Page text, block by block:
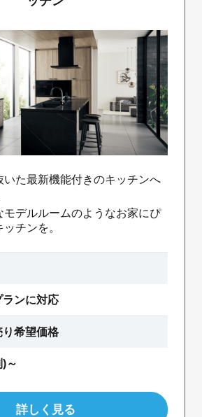
いた最新機能付きのキッチンへ
モデルルームのようなお家にぴ
チンを。
ンに対応
り希望価格
～
詳しく見る